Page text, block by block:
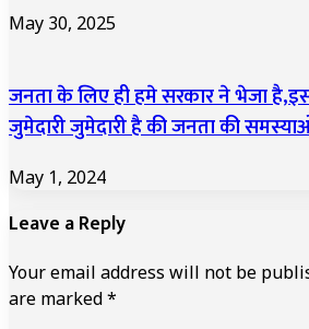
May 30, 2025
जनता के लिए ही हमे सरकार ने भेजा
जुमेदारी जुमेदारी है की जनता की
May 1, 2024
Leave a Reply
Your email address will not be
are marked*